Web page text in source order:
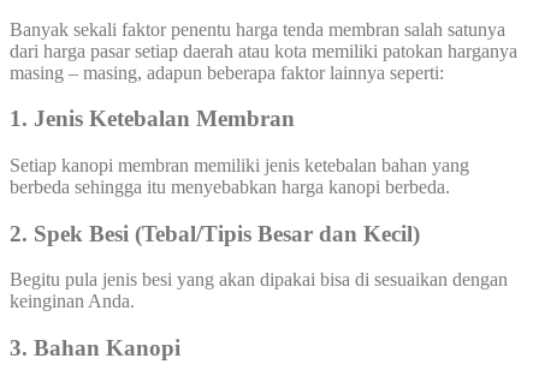
Banyak sekali faktor penentu harga tenda membran salah satunya
dari harga pasar setiap daerah atau kota memiliki patokan harganya
masing – masing, adapun beberapa faktor lainnya seperti:
1. Jenis Ketebalan Membran
Setiap kanopi membran memiliki jenis ketebalan bahan yang
berbeda sehingga itu menyebabkan harga kanopi berbeda.
2. Spek Besi (Tebal/Tipis Besar dan Kecil)
Begitu pula jenis besi yang akan dipakai bisa di sesuaikan dengan
keinginan Anda.
3. Bahan Kanopi